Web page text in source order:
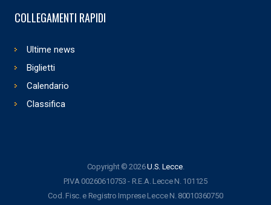
COLLEGAMENTI RAPIDI
Ultime news
Biglietti
Calendario
Classifica
Copyright © 2026U.S. Lecce.
P.IVA 00260610753 - R.E.A. Lecce N. 101125
Cod. Fisc. e Registro Imprese Lecce N. 80010360750